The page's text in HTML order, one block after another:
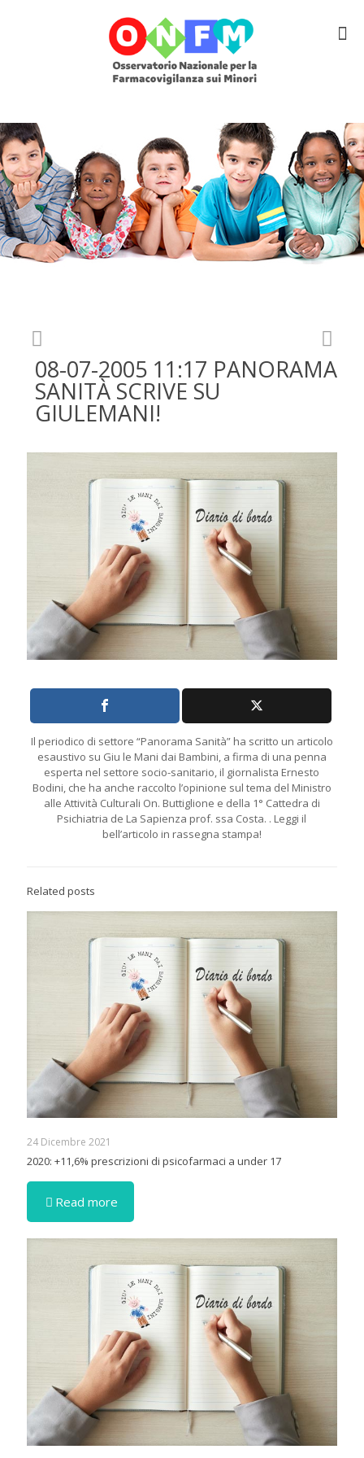
08-07-2005 11:17 PANORAMA
SANITÀ SCRIVE SU
GIULEMANI!
Il periodico di settore “Panorama Sanità” ha scritto un articolo
esaustivo su Giu le Mani dai Bambini, a firma di una penna
esperta nel settore socio-sanitario, il giornalista Ernesto
Bodini, che ha anche raccolto l’opinione sul tema del Ministro
alle Attività Culturali On. Buttiglione e della 1° Cattedra di
Psichiatria de La Sapienza prof. ssa Costa. . Leggi il
bell’articolo in rassegna stampa!
Related posts
24 Dicembre 2021
2020: +11,6% prescrizioni di psicofarmaci a under 17
Read more